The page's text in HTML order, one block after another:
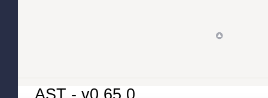
AST - v0.65.0